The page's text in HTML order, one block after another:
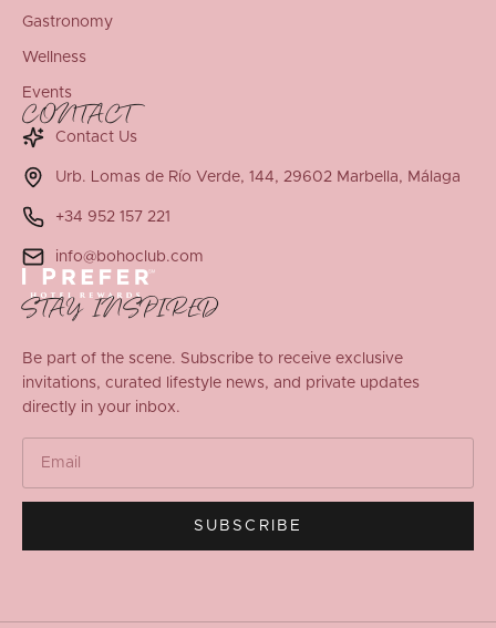
Gastronomy
Wellness
Events
CONTACT
Contact Us
Urb. Lomas de Río Verde, 144, 29602 Marbella, Málaga
+34 952 157 221
info@bohoclub.com
STAY INSPIRED
Be part of the scene. Subscribe to receive exclusive
invitations, curated lifestyle news, and private updates
directly in your inbox.
SUBSCRIBE